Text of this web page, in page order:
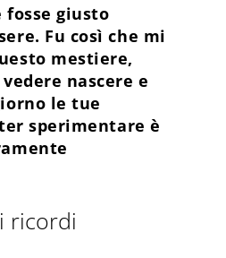
fosse giusto
Fu così che mi
mestiere,
nascere e
le tue
sperimentare è
ricordi